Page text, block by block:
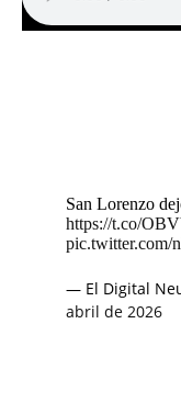
San Lorenzo
https://t.co/
— El Digital
abril de 2026